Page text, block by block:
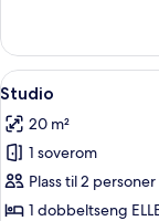
2
soverom
(6
Åpne
alle
bildene
av
Studio
11
Studio
20 m²
1 soverom
Plass til 2 personer
1 dobbeltseng